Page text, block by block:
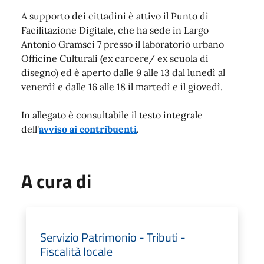
A supporto dei cittadini è attivo il Punto di
Facilitazione Digitale, che ha sede in Largo
Antonio Gramsci 7 presso il laboratorio urbano
Officine Culturali (ex carcere/ ex scuola di
disegno) ed è aperto dalle 9 alle 13 dal lunedì al
venerdì e dalle 16 alle 18 il martedì e il giovedì.
In allegato è consultabile il testo integrale
dell'avviso ai contribuenti.
A cura di
Servizio Patrimonio - Tributi -
Fiscalità locale